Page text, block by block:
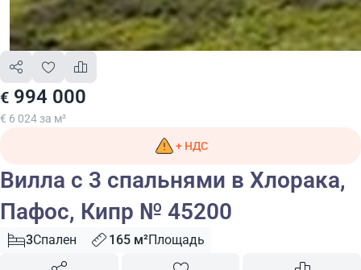
€ 994 000
€ 6 024 за м²
+ НДС
Вилла с 3 спальнями в Хлорака,
Пафос, Кипр № 45200
3Спален 165 м²Площадь